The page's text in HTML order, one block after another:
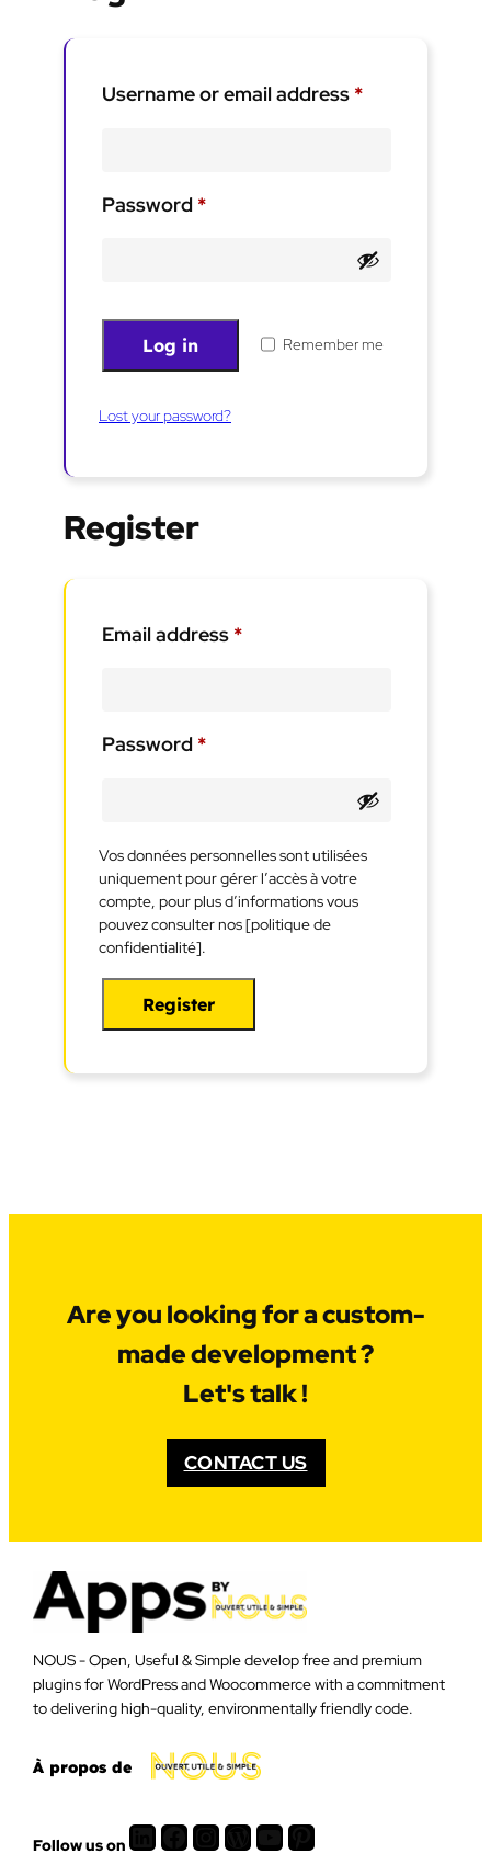
Username or email address *Required
Password *Required
Remember me
Log in
Lost your password?
Register
Email address *Required
Password *Required
Vos données personnelles sont utilisées
uniquement pour gérer l’accès à votre
compte, pour plus d’informations vous
pouvez consulter nos [politique de
confidentialité].
Register
Are you looking for a custom-
made development ?
Let's talk !
CONTACT US
NOUS - Open, Useful & Simple develop free and premium
plugins for WordPress and Woocommerce with a commitment
to delivering high-quality, environmentally friendly code.
À propos de
Follow us on LinkedIn Facebook Instagram WordPress Youtube Pinterest